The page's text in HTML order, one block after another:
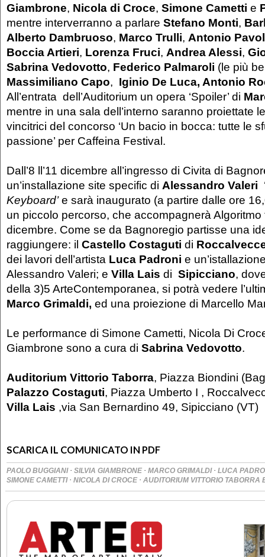
Giambrone, Nicola di Croce, Simone Cametti e
mentre interverranno a parlare Stefano Monti,
Alberto Dambruoso, Marco Trulli, Antonio
Boccia Artieri, Lorenza Fruci, Andrea Alessi,
Sabrina Vedovotto, Federico Palmaroli (le più
Massimiliano Capo, Iginio De Luca, Antonio
All’entrata dell’Auditorium un opera ‘Spoiler’ di
mentre in una sala dell’interno saranno proiettate
vincitrici del concorso ‘Un bacio in bocca: tutte le
passione’ per Caffeina Festival.
Dall’8 ll’11 dicembre all’ingresso di Civita di
un’installazione site specific di Alessandro Valeri
Keyboard’e sarà inaugurato (a partire dalle ore
un piccolo percorso, che accompagnerà Algoritmo
dicembre. Come se da Bagnoregio partisse una
raggiungere: il Castello Costaguti di
dei lavori dell’artista Luca Padroni e
Alessandro Valeri; e Villa Lais di Sipicciano,
della 3)5 ArteContemporanea, si potrà vedere
Marco Grimaldi, ed una proiezione di Marcello
Le performance di Simone Cametti, Nicola Di
Giambrone sono a cura di Sabrina Vedovotto.
Auditorium Vittorio Taborra, Piazza Biondini
Palazzo Costaguti, Piazza Umberto I ,
Villa Lais ,via San Bernardino 49, Sipicciano (VT)
SCARICA IL COMUNICATO IN PDF
PAOLO BUGGIANI · SILVIA GIAMBRONE · MARCO GRIMALDI · LUCA
SIMONE CAMETTI · NICOLA DI CROCE · AUDITORIUM VITTORIO TABORRA